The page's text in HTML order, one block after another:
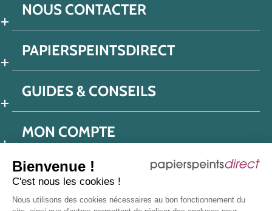
Bienvenue !
C'est nous les cookies !
Nous utilisons des cookies nécessaires au bon fonctionnement du
NOUS CONTACTER
PAPIERSPEINTSDIRECT
GUIDES & CONSEILS
MON COMPTE